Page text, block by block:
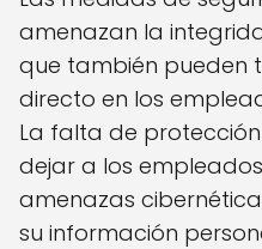
amenazan la
que también pueden
directo en los
La falta de
dejar a los
amenazas
su información